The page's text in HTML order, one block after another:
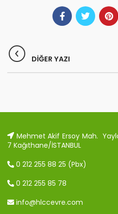
Mehmet Akif Ersoy Mah.
7 Kağıthane/İSTANBUL
0 212 255 88 25 (Pbx)
0 212 255 85 78
info@hlccevre.com